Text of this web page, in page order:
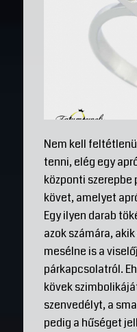
Nem kell
tenni, elég egy
központi szerepbe
követ, amelyet
Egy ilyen darab
azok számára,
mesélne is a
párkapcsolatról.
kövek
szenvedélyt, a
pedig a hűséget